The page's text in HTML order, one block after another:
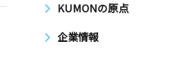
KUMONの原点
企業情報